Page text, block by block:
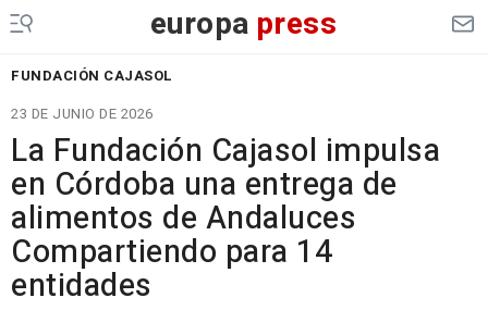
europa press
FUNDACIÓN CAJASOL
23 DE JUNIO DE 2026
La Fundación Cajasol impulsa
en Córdoba una entrega de
alimentos de Andaluces
Compartiendo para 14
entidades